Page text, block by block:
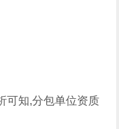
可知,分包单位资质